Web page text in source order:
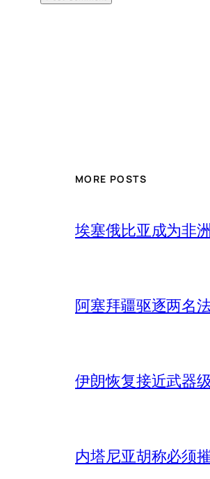
MORE POSTS
埃塞俄比亚成为非
阿塞拜疆驱逐两名
伊朗恢复接近武器
内塔尼亚胡称必须